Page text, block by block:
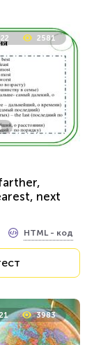
2581
next
HTML - код
3983